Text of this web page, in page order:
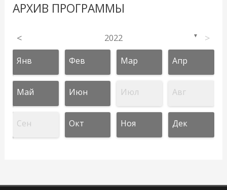
АРХИВ ПРОГРАММЫ
< 2022 ▼ >
Янв Фев Мар Апр
Май Июн Июл Авг
Сен Окт Ноя Дек